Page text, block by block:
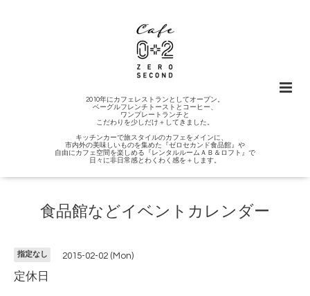
2010年にカフェレストランとしてオープン。
ベーグルフレンチトーストとコーヒー、
ワンプレートランチと
こだわりを少しだけ＋してきました。
キッチンカーで旅スタイルのカフェをメインに、
市内外の美味しいものを集めた『ゼロセカンド食品館』や
自由にカフェ空間を楽しめる『レンタルルームＡＢ＆ロフト』で
日々に非日常感とわくわく感を＋します。
食品館などイベントカレンダー
指定なし 2015-02-02 (Mon)
定休日